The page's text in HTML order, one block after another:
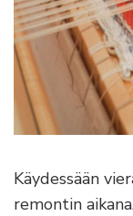
Käydessään
remontin